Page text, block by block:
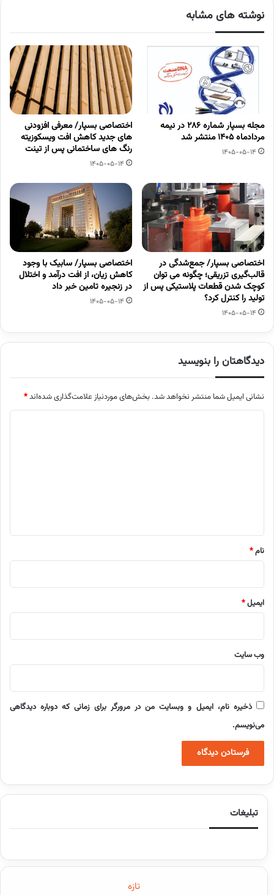
نوشته های مشابه
مجله بسپار شماره 286 در نیمه
مردادماه 1405 منتشر شد
1405-05-14
اختصاصی بسپار/ معرفی افزودنی
های جدید کاهش افت ویسکوزیته
رنگ های ساختمانی پس از تینت
1405-05-14
اختصاصی بسپار/ جمع‌شدگی در
قالب‌گیری تزریقی؛ چگونه می توان
کوچک شدن قطعات پلاستیکی پس از
تولید را کنترل کرد؟
1405-05-14
اختصاصی بسپار/ سابیک با وجود
کاهش زیان، از افت درآمد و اختلال
در زنجیره تامین خبر داد
1405-05-14
دیدگاهتان را بنویسید
نشانی ایمیل شما منتشر نخواهد شد. بخش‌های موردنیاز علامت‌گذاری شده‌اند*
نام*
ایمیل*
وب‌ سایت
ذخیره نام، ایمیل و وبسایت من در مرورگر برای زمانی که دوباره دیدگاهی
می‌نویسم.
تبلیغات
تازه